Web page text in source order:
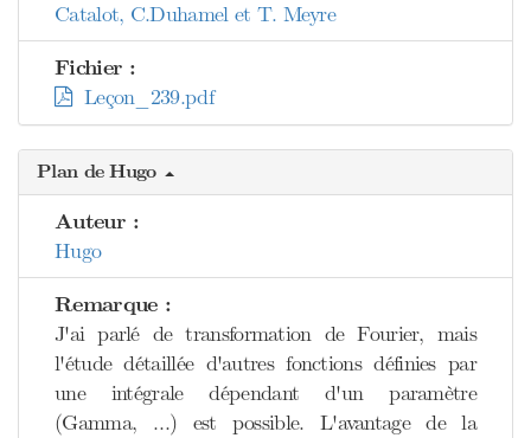
Catalot, C.Duhamel et T. Meyre
Fichier :
Leçon_239.pdf
Plan de Hugo
Auteur :
Hugo
Remarque :
J'ai parlé de transformation de Fourier, mais
l'étude détaillée d'autres fonctions définies par
une intégrale dépendant d'un paramètre
(Gamma, …) est possible. L'avantage de la